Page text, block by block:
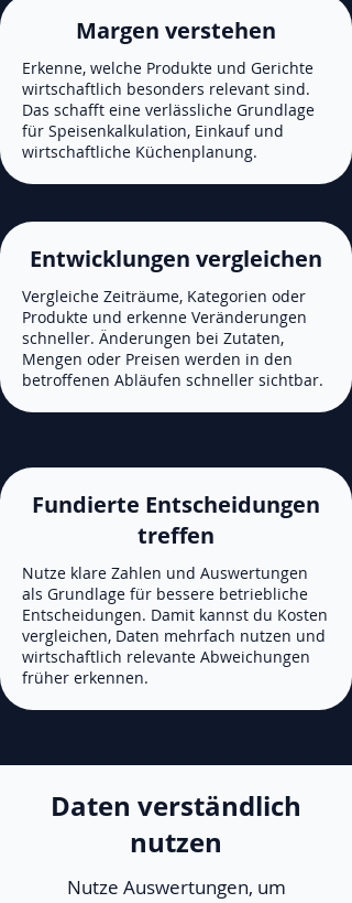
Margen verstehen
Erkenne, welche Produkte und Gerichte
wirtschaftlich besonders relevant sind.
Das schafft eine verlässliche Grundlage
für Speisenkalkulation, Einkauf und
wirtschaftliche Küchenplanung.
Entwicklungen vergleichen
Vergleiche Zeiträume, Kategorien oder
Produkte und erkenne Veränderungen
schneller. Änderungen bei Zutaten,
Mengen oder Preisen werden in den
betroffenen Abläufen schneller sichtbar.
Fundierte Entscheidungen
treffen
Nutze klare Zahlen und Auswertungen
als Grundlage für bessere betriebliche
Entscheidungen. Damit kannst du Kosten
vergleichen, Daten mehrfach nutzen und
wirtschaftlich relevante Abweichungen
früher erkennen.
Daten verständlich
nutzen
Nutze Auswertungen, um